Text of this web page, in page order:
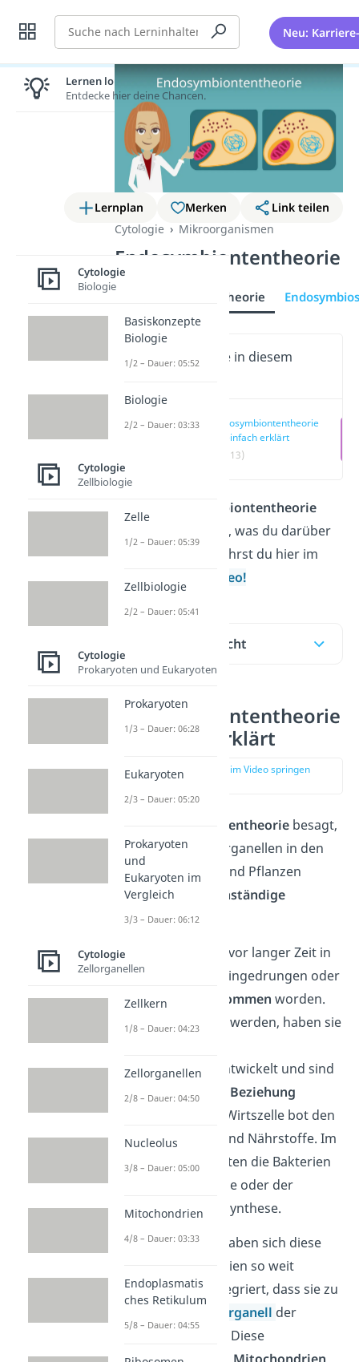
Suche Neu:
Lernplan Merken
Link teilen
Cytologie
Mikroorganismen
Endosymbiontentheorie
Endosymbiontentheorie
Wichtige Inhalte in diesem
Endosymbiontentheorie
— einfach erklärt
(00:13)
Endosymbiontentheorie
genau ist und alles, was du darüber
wissen musst, erfährst du hier im
Video!
Inhaltsübersicht
Endosymbiontentheorie
— einfach erklärt
zur Stelle im Video springen
Endosymbiontentheorie besagt,
dass bestimmte Organellen in den
Zellen von Tieren und Pflanzen
ursprünglich
eigenständige
Bakterienwaren.
Die Bakterien sind vor langer Zeit in
eine andere Zelle eingedrungen oder
von dieser
aufgenommen worden.
Anstatt verdaut zu werden, haben sie
Wirtszelle weiterentwickelt und sind
eine
symbiotische Beziehung
eingegangen: Die Wirtszelle bot den
Bakterien Schutz und Nährstoffe. Im
Gegenzug versorgten die Bakterien
die Zelle mit Energie oder der
Fähigkeit zur Fotosynthese.
Im Laufe der Zeit haben sich diese
ehemaligen Bakterien so weit
angepasst und integriert, dass sie zu
Zellorganell der
Wirtszelle wurden. Diese
Lernen lohnt sich!
Entdecke hier deine Chancen.
Cytologie
Biologie
Basiskonzepte
Biologie
1/2 – Dauer: 05:52
Biologie
2/2 – Dauer: 03:33
Cytologie
Zellbiologie
Zelle
1/2 – Dauer: 05:39
Zellbiologie
2/2 – Dauer: 05:41
Cytologie
Prokaryoten und Eukaryoten
Prokaryoten
1/3 – Dauer: 06:28
Eukaryoten
2/3 – Dauer: 05:20
Prokaryoten
und
Eukaryoten im
Vergleich
3/3 – Dauer: 06:12
Cytologie
Zellorganellen
Zellkern
1/8 – Dauer: 04:23
Zellorganellen
2/8 – Dauer: 04:50
Nucleolus
3/8 – Dauer: 05:00
Mitochondrien
4/8 – Dauer: 03:33
Endoplasmatis
ches Retikulum
5/8 – Dauer: 04:55